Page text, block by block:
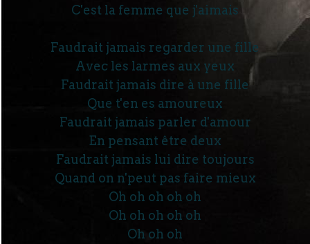
C'est la femme que j'aimais
Faudrait jamais regarder une fille
Avec les larmes aux yeux
Faudrait jamais dire à une fille
Que t'en es amoureux
Faudrait jamais parler d'amour
En pensant être deux
Faudrait jamais lui dire toujours
Quand on n'peut pas faire mieux
Oh oh oh oh oh
Oh oh oh oh oh
Oh oh oh